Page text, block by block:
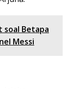
soal Betapa
Messi